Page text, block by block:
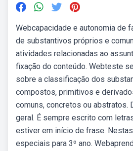
Webcapacidade e autonomia de
de substantivos próprios e
atividades relacionadas ao
fixação do conteúdo. Webteste
sobre a classificação dos
compostos, primitivos e
comuns, concretos ou abstratos.
geral. É sempre escrito com
estiver em início de frase.
especiais para 3º ano.